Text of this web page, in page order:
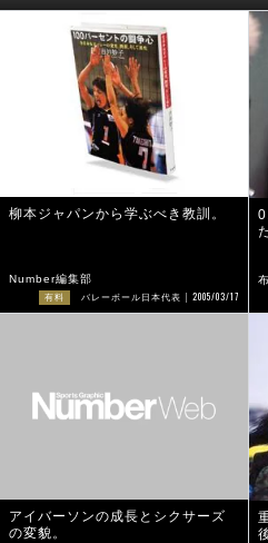
柳本ジャパンから学ぶべき教訓。
Number編集部
有料 バレーボール日本代表 2005/03/17
アイバーソンの成長とシクサーズ
の変貌。